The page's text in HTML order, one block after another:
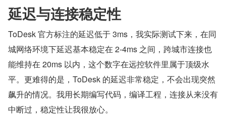
延迟与连接稳定性
ToDesk 官方标注的延迟低于 3ms，我实际测试下来，在同
城网络环境下延迟基本稳定在 2-4ms 之间，跨城市连接也
能维持在 20ms 以内，这个数字在远控软件里属于顶级水
平。更难得的是，ToDesk 的延迟非常稳定，不会出现突然
飙升的情况。我用长期编写代码，编译工程，连接从来没有
中断过，稳定性让我很放心。